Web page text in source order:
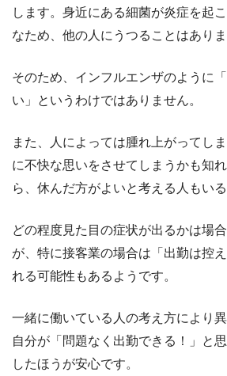
します。身近にある細菌が炎症を起
なため、他の人にうつることはありま
そのため、インフルエンザのように
い」というわけではありません。
また、人によっては腫れ上がってし
に不快な思いをさせてしまうかも知
ら、休んだ方がよいと考える人もいる
どの程度見た目の症状が出るかは場
が、特に接客業の場合は「出勤は控
れる可能性もあるようです。
一緒に働いている人の考え方により
自分が「問題なく出勤できる！」と
したほうが安心です。